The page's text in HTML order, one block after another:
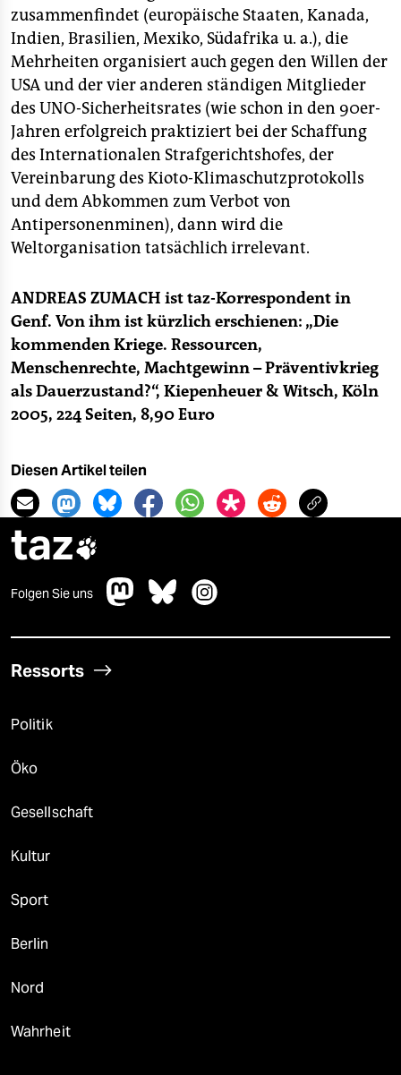
zusammenfindet (europäische Staaten, Kanada,
Indien, Brasilien, Mexiko, Südafrika u. a.), die
Mehrheiten organisiert auch gegen den Willen der
USA und der vier anderen ständigen Mitglieder
des UNO-Sicherheitsrates (wie schon in den 90er-
Jahren erfolgreich praktiziert bei der Schaffung
des Internationalen Strafgerichtshofes, der
Vereinbarung des Kioto-Klimaschutzprotokolls
und dem Abkommen zum Verbot von
Antipersonenminen), dann wird die
Weltorganisation tatsächlich irrelevant.
ANDREAS ZUMACH ist taz-Korrespondent in
Genf. Von ihm ist kürzlich erschienen: „Die
kommenden Kriege. Ressourcen,
Menschenrechte, Machtgewinn – Präventivkrieg
als Dauerzustand?“, Kiepenheuer & Witsch, Köln
2005, 224 Seiten, 8,90 Euro
Diesen Artikel teilen
taz
Folgen Sie uns
Ressorts
Politik
Öko
Gesellschaft
Kultur
Sport
Berlin
Nord
Wahrheit